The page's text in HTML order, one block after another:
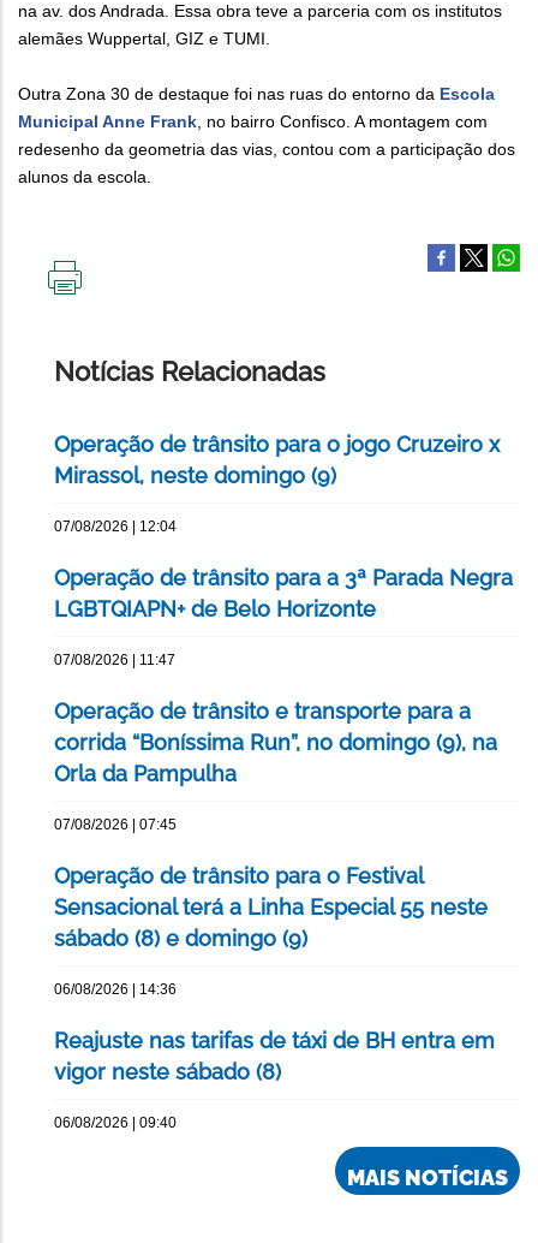
na av. dos Andrada. Essa obra teve a parceria com os institutos
alemães Wuppertal, GIZ e TUMI.
Outra Zona 30 de destaque foi nas ruas do entorno da Escola
Municipal Anne Frank, no bairro Confisco. A montagem com
redesenho da geometria das vias, contou com a participação dos
alunos da escola.
Notícias Relacionadas
Operação de trânsito para o jogo Cruzeiro x
Mirassol, neste domingo (9)
07/08/2026 | 12:04
Operação de trânsito para a 3ª Parada Negra
LGBTQIAPN+ de Belo Horizonte
07/08/2026 | 11:47
Operação de trânsito e transporte para a
corrida “Boníssima Run”, no domingo (9), na
Orla da Pampulha
07/08/2026 | 07:45
Operação de trânsito para o Festival
Sensacional terá a Linha Especial 55 neste
sábado (8) e domingo (9)
06/08/2026 | 14:36
Reajuste nas tarifas de táxi de BH entra em
vigor neste sábado (8)
06/08/2026 | 09:40
MAIS NOTÍCIAS